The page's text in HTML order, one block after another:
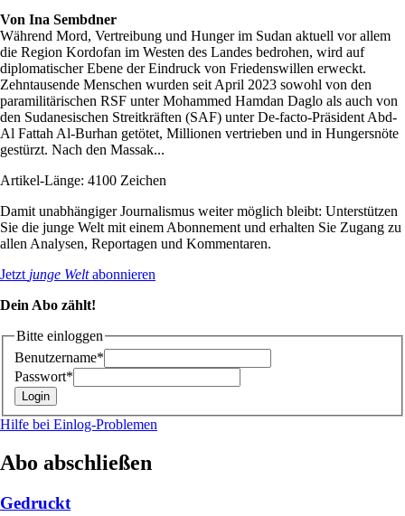
Von Ina Sembdner
Während Mord, Vertreibung und Hunger im Sudan aktuell vor allem
die Region Kordofan im Westen des Landes bedrohen, wird auf
diplomatischer Ebene der Eindruck von Friedenswillen erweckt.
Zehntausende Menschen wurden seit April 2023 sowohl von den
paramilitärischen RSF unter Mohammed Hamdan Daglo als auch von
den Sudanesischen Streitkräften (SAF) unter De-facto-Präsident Abd-
Al Fattah Al-Burhan getötet, Millionen vertrieben und in Hungersnöte
gestürzt. Nach den Massak...
Artikel-Länge: 4100 Zeichen
Damit unabhängiger Journalismus weiter möglich bleibt: Unterstützen
Sie die junge Welt mit einem Abonnement und erhalten Sie Zugang zu
allen Analysen, Reportagen und Kommentaren.
Jetzt junge Weltabonnieren
Dein Abo zählt!
Bitte einloggen
Benutzername*
Passwort*
Hilfe bei Einlog-Problemen
Abo abschließen
Gedruckt